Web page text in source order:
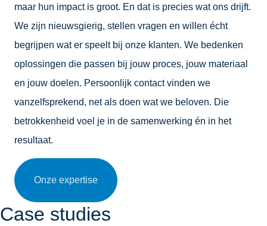
maar hun impact is groot. En dat is precies wat ons drijft.
We zijn nieuwsgierig, stellen vragen en willen écht
begrijpen wat er speelt bij onze klanten. We bedenken
oplossingen die passen bij jouw proces, jouw materiaal
en jouw doelen. Persoonlijk contact vinden we
vanzelfsprekend, net als doen wat we beloven. Die
betrokkenheid voel je in de samenwerking én in het
resultaat.
Onze expertise
Case studies